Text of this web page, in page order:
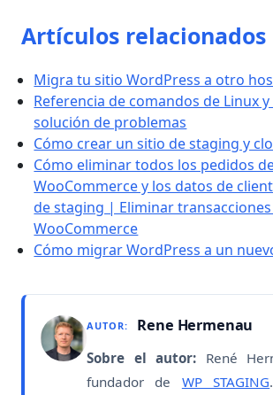
Artículos relacionados
Migra tu sitio WordPress a otro
Referencia de comandos de Linux
solución de problemas
Cómo crear un sitio de staging y
Cómo eliminar todos los pedidos
WooCommerce y los datos de
de staging | Eliminar
WooCommerce
Cómo migrar WordPress a un
AUTOR: Rene Hermenau
Sobre el autor: René
fundador de WP STAGING